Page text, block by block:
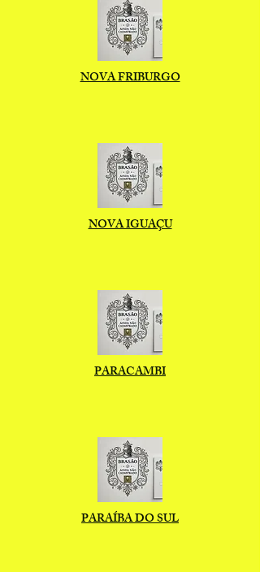
NOVA FRIBURGO
NOVA IGUAÇU
PARACAMBI
PARAÍBA DO SUL